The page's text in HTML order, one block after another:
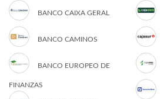
BANCO CAIXA GERAL
BANCO CAMINOS
BANCO EUROPEO DE
FINANZAS